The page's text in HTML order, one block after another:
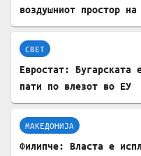
воздушниот простор на
СВЕТ
Евростат: Бугарската
пати по влезот во ЕУ
МАКЕДОНИЈА
Филипче: Власта е